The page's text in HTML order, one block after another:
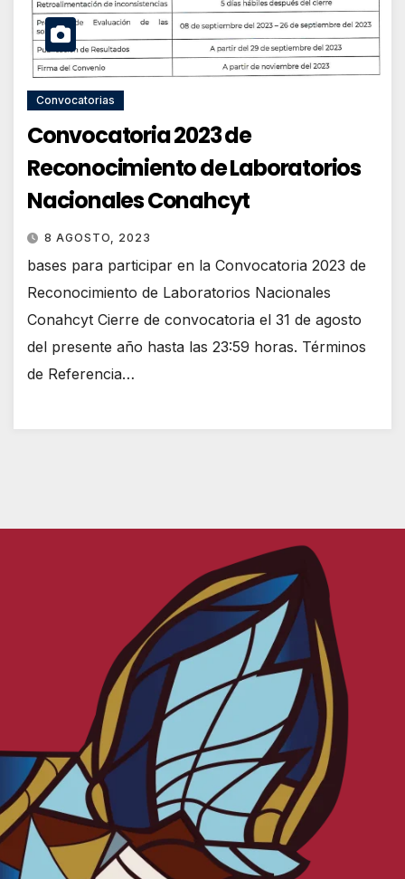
Convocatorias
Convocatoria 2023 de
Reconocimiento de Laboratorios
Nacionales Conahcyt
8 AGOSTO, 2023
bases para participar en la Convocatoria 2023 de
Reconocimiento de Laboratorios Nacionales
Conahcyt Cierre de convocatoria el 31 de agosto
del presente año hasta las 23:59 horas. Términos
de Referencia…